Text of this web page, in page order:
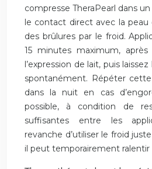
compresse TheraPearl dans
le contact direct avec la peau
des brûlures par le froid.
15 minutes maximum,
l’expression de lait, puis
spontanément. Répéter
dans la nuit en cas
possible, à condition de
suffisantes entre les
revanche d’utiliser le froid
il peut temporairement ralentir